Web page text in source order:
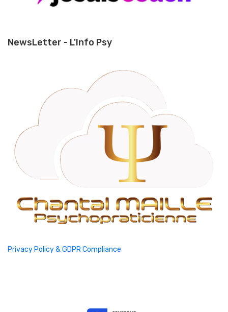
NewsLetter - L'Info Psy
Privacy Policy & GDPR Compliance